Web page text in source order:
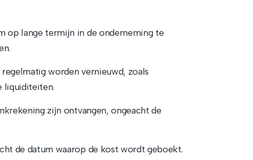
op lange termijn in de onderneming te
worden vernieuwd, zoals
liquiditeiten.
zijn ontvangen, ongeacht de
de datum waarop de kost wordt geboekt.